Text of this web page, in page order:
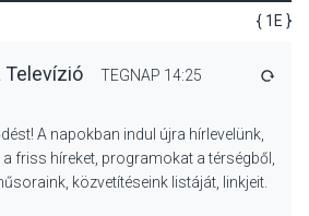
csillagles lesz
a Bodor
{ 1E }
Televízió TEGNAP 14:25
A napokban indul újra hírlevelünk,
friss híreket, programokat a térségből,
közvetítéseink listáját, linkjeit.